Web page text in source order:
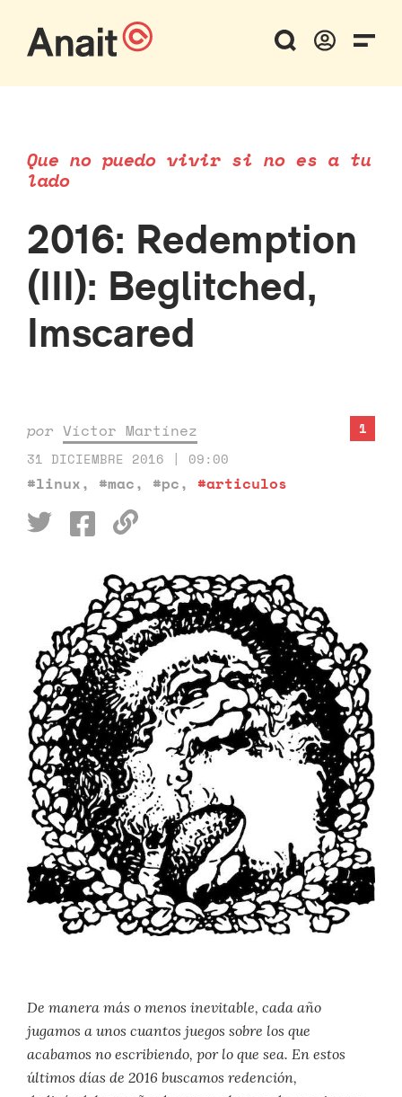
Que no puedo vivir si no es a tu
lado
2016: Redemption
(III): Beglitched,
Imscared
por Víctor Martínez
31 DICIEMBRE 2016 | 09:00
#linux, #mac, #pc, #articulos
1
De manera más o menos inevitable, cada año
jugamos a unos cuantos juegos sobre los que
acabamos no escribiendo, por lo que sea. En estos
últimos días de 2016 buscamos redención,